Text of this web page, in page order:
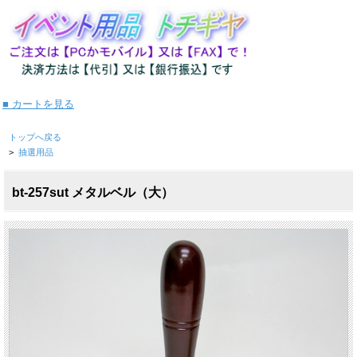
■ カートを見る
トップへ戻る
> 抽選用品
bt-257sut メタルベル（大）